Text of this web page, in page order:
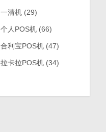
一清机(29)
个人POS机(66)
合利宝POS机(47)
拉卡拉POS机(34)